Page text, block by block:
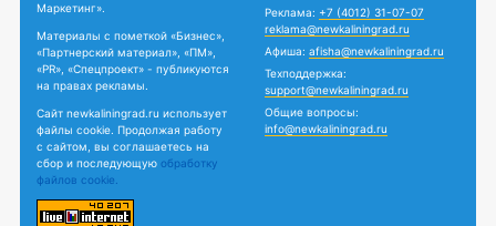
Маркетинг».
Материалы с пометкой «Бизнес»,
«Партнерский материал», «ПМ»,
«PR», «Спецпроект» - публикуются
на правах рекламы.
Сайт newkaliningrad.ru использует
файлы cookie. Продолжая работу
с сайтом, вы соглашаетесь на
сбор и последующую обработку
файлов cookie.
Реклама: +7 (4012) 31-07-07
reklama@newkaliningrad.ru
Афиша: afisha@newkaliningrad.ru
Техподдержка:
support@newkaliningrad.ru
Общие вопросы:
info@newkaliningrad.ru